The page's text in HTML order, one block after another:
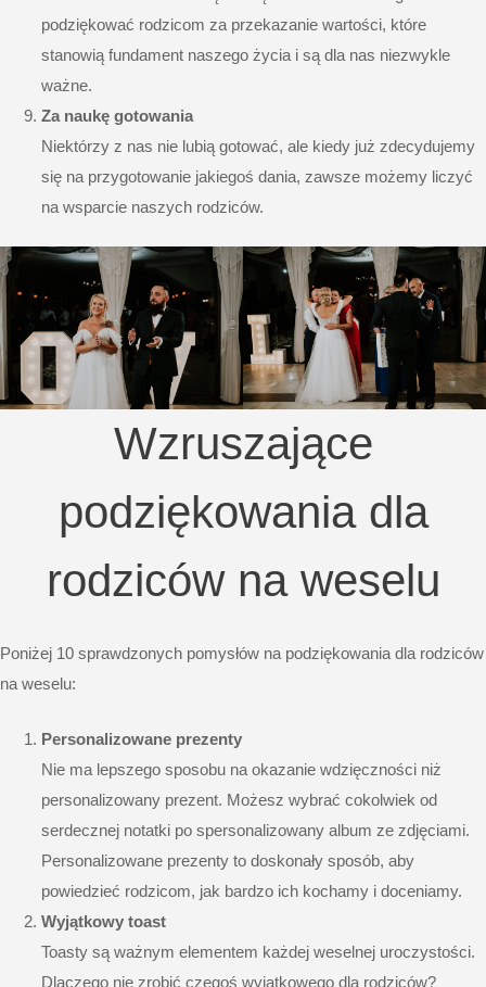
podziękować rodzicom za przekazanie wartości, które
stanowią fundament naszego życia i są dla nas niezwykle
ważne.
Za naukę gotowania
Niektórzy z nas nie lubią gotować, ale kiedy już zdecydujemy
się na przygotowanie jakiegoś dania, zawsze możemy liczyć
na wsparcie naszych rodziców.
Wzruszające
podziękowania dla
rodziców na weselu
Poniżej 10 sprawdzonych pomysłów na podziękowania dla rodziców
na weselu:
Personalizowane prezenty
Nie ma lepszego sposobu na okazanie wdzięczności niż
personalizowany prezent. Możesz wybrać cokolwiek od
serdecznej notatki po spersonalizowany album ze zdjęciami.
Personalizowane prezenty to doskonały sposób, aby
powiedzieć rodzicom, jak bardzo ich kochamy i doceniamy.
Wyjątkowy toast
Toasty są ważnym elementem każdej weselnej uroczystości.
Dlaczego nie zrobić czegoś wyjątkowego dla rodziców?